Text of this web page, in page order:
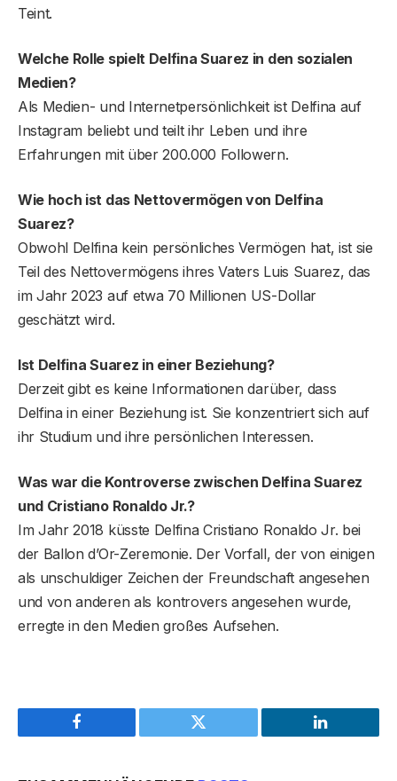
Teint.
Welche Rolle spielt Delfina Suarez in den sozialen
Medien?
Als Medien- und Internetpersönlichkeit ist Delfina auf
Instagram beliebt und teilt ihr Leben und ihre
Erfahrungen mit über 200.000 Followern.
Wie hoch ist das Nettovermögen von Delfina
Suarez?
Obwohl Delfina kein persönliches Vermögen hat, ist sie
Teil des Nettovermögens ihres Vaters Luis Suarez, das
im Jahr 2023 auf etwa 70 Millionen US-Dollar
geschätzt wird.
Ist Delfina Suarez in einer Beziehung?
Derzeit gibt es keine Informationen darüber, dass
Delfina in einer Beziehung ist. Sie konzentriert sich auf
ihr Studium und ihre persönlichen Interessen.
Was war die Kontroverse zwischen Delfina Suarez
und Cristiano Ronaldo Jr.?
Im Jahr 2018 küsste Delfina Cristiano Ronaldo Jr. bei
der Ballon d’Or-Zeremonie. Der Vorfall, der von einigen
als unschuldiger Zeichen der Freundschaft angesehen
und von anderen als kontrovers angesehen wurde,
erregte in den Medien großes Aufsehen.
Facebook Twitter LinkedIn